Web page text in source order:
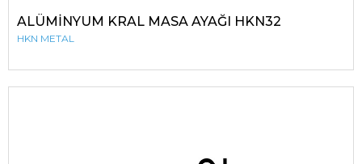
ALÜMİNYUM KRAL MASA AYAĞI HKN32
HKN METAL